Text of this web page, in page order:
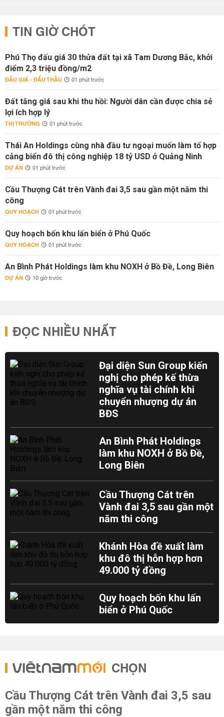
TIN GIỜ CHÓT
Phú Thọ đấu giá 30 thửa đất tại xã Tam Dương Bắc, khởi
điểm 2,3 triệu đồng/m2
ĐẤU GIÁ - ĐẤU THẦU 01 phút trước
Đất tăng giá sau khi thu hồi: Người dân cần được chia sẻ
lợi ích hợp lý
THỊ TRƯỜNG 01 phút trước
Thái An Holdings cùng nhà đầu tư ngoại muốn làm tổ hợp
cảng biển đô thị công nghiệp 18 tỷ USD ở Quảng Ninh
DỰ ÁN 01 phút trước
Cầu Thượng Cát trên Vành đai 3,5 sau gần một năm thi
công
QUY HOẠCH 01 phút trước
Quy hoạch bốn khu lấn biển ở Phú Quốc
QUY HOẠCH 01 phút trước
An Bình Phát Holdings làm khu NOXH ở Bồ Đề, Long Biên
DỰ ÁN 10 giờ trước
ĐỌC NHIỀU NHẤT
Đại diện Sun Group kiến
nghị cho phép kế thừa
nghĩa vụ tài chính khi
chuyển nhượng dự án
BĐS
An Bình Phát Holdings
làm khu NOXH ở Bồ Đề,
Long Biên
Cầu Thượng Cát trên
Vành đai 3,5 sau gần một
năm thi công
Khánh Hòa đề xuất làm
khu đô thị hỗn hợp hơn
49.000 tỷ đồng
Quy hoạch bốn khu lấn
biển ở Phú Quốc
CHỌN
Cầu Thượng Cát trên Vành đai 3,5 sau
gần một năm thi công